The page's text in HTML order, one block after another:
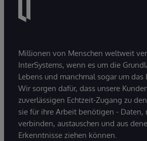
Millionen von Menschen weltweit
InterSystems, wenn es um die
Lebens und manchmal sogar um das
Wir sorgen dafür, dass unsere
zuverlässigen Echtzeit-Zugang zu
sie für ihre Arbeit benötigen - Daten,
verbinden, austauschen und aus
Erkenntnisse ziehen können.